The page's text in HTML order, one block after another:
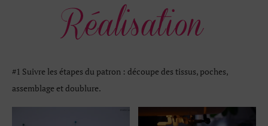
#1 Suivre les étapes du patron : découpe des tissus, poches,
assemblage et doublure.